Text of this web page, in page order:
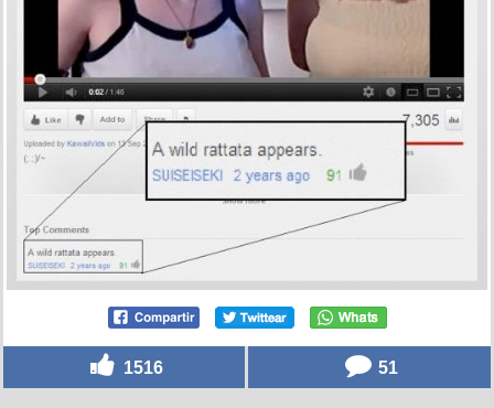
1516 51